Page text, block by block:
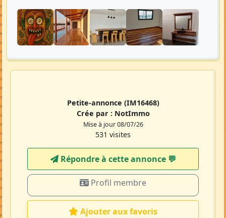
Petite-annonce (IM16468)
Crée par : NotImmo
Mise à jour 08/07/26
531 visites
Répondre à cette annonce 💬​
Profil membre
Ajouter aux favoris